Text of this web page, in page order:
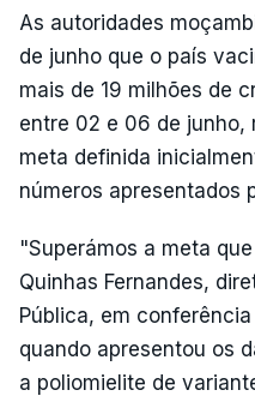
As autoridades
de junho que o país
mais de 19 milhões de
entre 02 e 06 de
meta definida
números apresentados
"Superámos a meta
Quinhas Fernandes,
Pública, em
quando apresentou os
a poliomielite de